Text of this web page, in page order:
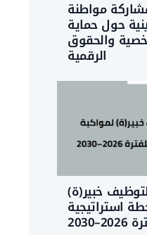
مواطنة
حول حماية
والحقوق
الرقمية
خبير(ة)
استراتيجية